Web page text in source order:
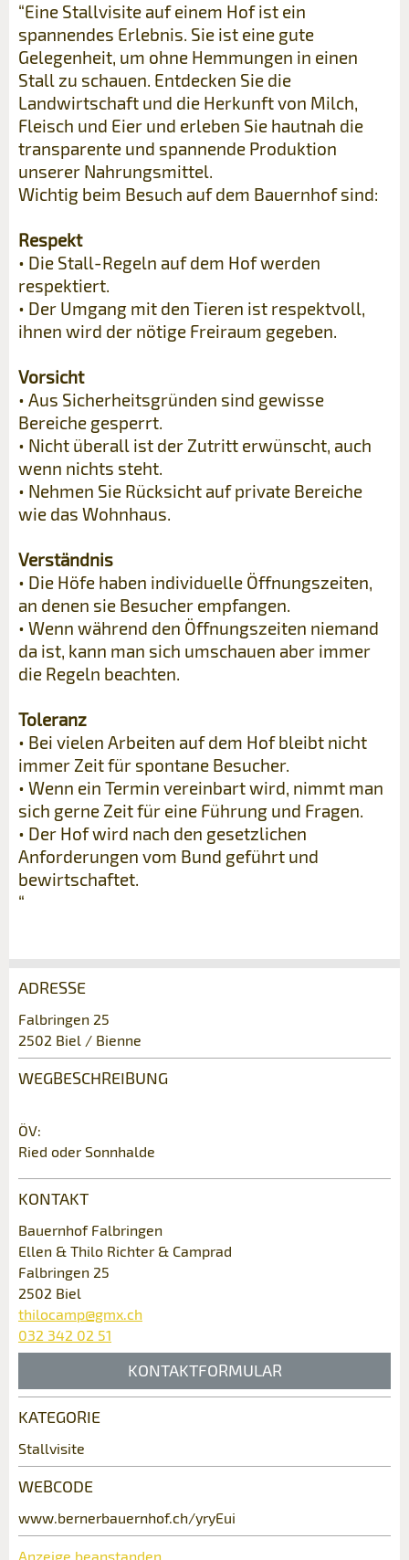
“Eine Stallvisite auf einem Hof ist ein
spannendes Erlebnis. Sie ist eine gute
Gelegenheit, um ohne Hemmungen in einen
Stall zu schauen. Entdecken Sie die
Landwirtschaft und die Herkunft von Milch,
Fleisch und Eier und erleben Sie hautnah die
transparente und spannende Produktion
unserer Nahrungsmittel.
Wichtig beim Besuch auf dem Bauernhof sind:
Respekt
• Die Stall-Regeln auf dem Hof werden
respektiert.
• Der Umgang mit den Tieren ist respektvoll,
ihnen wird der nötige Freiraum gegeben.
Vorsicht
• Aus Sicherheitsgründen sind gewisse
Bereiche gesperrt.
• Nicht überall ist der Zutritt erwünscht, auch
wenn nichts steht.
• Nehmen Sie Rücksicht auf private Bereiche
wie das Wohnhaus.
Verständnis
• Die Höfe haben individuelle Öffnungszeiten,
an denen sie Besucher empfangen.
• Wenn während den Öffnungszeiten niemand
da ist, kann man sich umschauen aber immer
die Regeln beachten.
Toleranz
• Bei vielen Arbeiten auf dem Hof bleibt nicht
immer Zeit für spontane Besucher.
• Wenn ein Termin vereinbart wird, nimmt man
sich gerne Zeit für eine Führung und Fragen.
• Der Hof wird nach den gesetzlichen
Anforderungen vom Bund geführt und
bewirtschaftet.
“
Anzeige beanstanden
Ihr Feedback wird sehr geschätzt!
Anzeige unvollständig
Nachricht
* Eingabe erforderlich
Zur Qualitätssicherung wird eine Kopie der E-Mail
Anzeige weiterempfehlen
Empfehlen Sie diese Anzeige an Freunde
weiter.
* Eingabe erforderlich
ANZEIGE WEITEREMPFEHLEN
Schliessen
ADRESSE
Falbringen 25
2502 Biel / Bienne
WEGBESCHREIBUNG
ÖV:
Ried oder Sonnhalde
KONTAKT
Bauernhof Falbringen
Ellen & Thilo Richter & Camprad
Falbringen 25
2502 Biel
thilocamp@gmx.ch
032 342 02 51
KONTAKTFORMULAR
Kontakt
Verfassen Sie eine Nachricht für die
KATEGORIE
Stallvisite
WEBCODE
www.bernerbauernhof.ch/yryEui
Anzeige beanstanden